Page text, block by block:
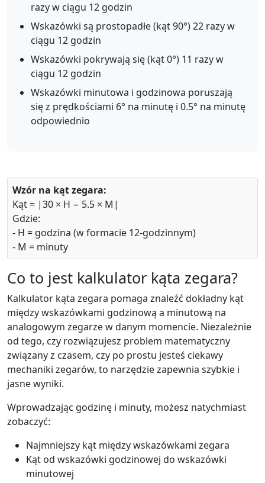
razy w ciągu 12 godzin
Wskazówki są prostopadłe (kąt 90°) 22 razy w
ciągu 12 godzin
Wskazówki pokrywają się (kąt 0°) 11 razy w
ciągu 12 godzin
Wskazówki minutowa i godzinowa poruszają
się z prędkościami 6° na minutę i 0.5° na minutę
odpowiednio
Wzór na kąt zegara:
Kąt = |30 × H − 5.5 × M|
Gdzie:
- H = godzina (w formacie 12-godzinnym)
- M = minuty
Co to jest kalkulator kąta zegara?
Kalkulator kąta zegara pomaga znaleźć dokładny kąt
między wskazówkami godzinową a minutową na
analogowym zegarze w danym momencie. Niezależnie
od tego, czy rozwiązujesz problem matematyczny
związany z czasem, czy po prostu jesteś ciekawy
mechaniki zegarów, to narzędzie zapewnia szybkie i
jasne wyniki.
Wprowadzając godzinę i minuty, możesz natychmiast
zobaczyć:
Najmniejszy kąt między wskazówkami zegara
Kąt od wskazówki godzinowej do wskazówki
minutowej